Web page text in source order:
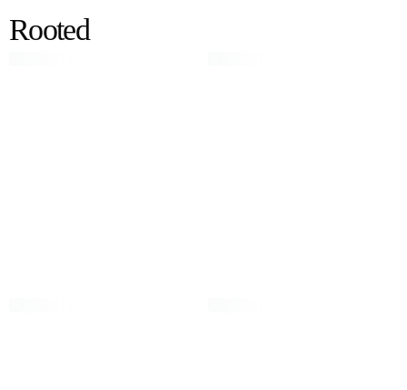
Rooted
Rooted